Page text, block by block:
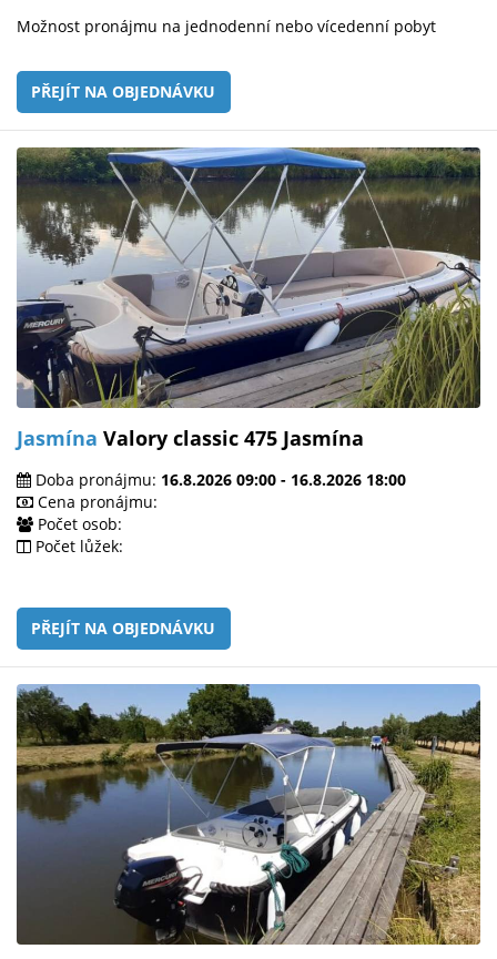
Možnost pronájmu na jednodenní nebo vícedenní pobyt
PŘEJÍT NA OBJEDNÁVKU
Jasmína Valory classic 475 Jasmína
Doba pronájmu: 16.8.2026 09:00 - 16.8.2026 18:00
Cena pronájmu:
Počet osob:
Počet lůžek:
PŘEJÍT NA OBJEDNÁVKU